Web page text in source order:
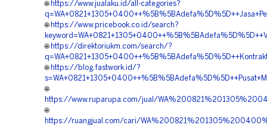
🌐 https://www.jualaku.id/all-categories?
🌐 https://www.pricebook.co.id/search?
🌐 https://direktoriukm.com/search/?
🌐 https://blog.fastwork.id/?
🌐
https://www.ruparupa.com/jual/
🌐
https://ruangjual.com/cari/